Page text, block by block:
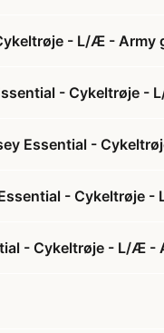
- L/Æ - Army
- Cykeltrøje -
Essential -
- Cykeltrøje -
- Cykeltrøje - L/Æ -